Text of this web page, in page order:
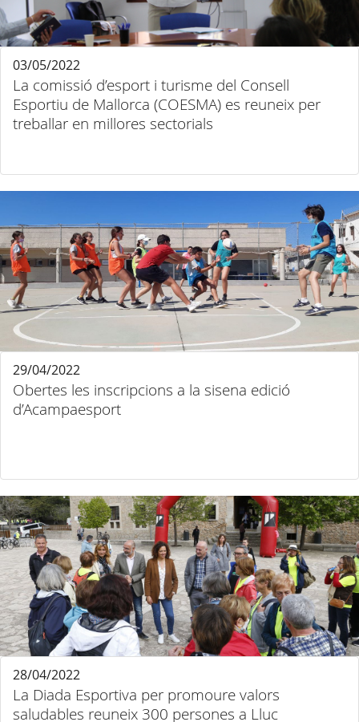
La comissió d’esport i turisme del Consell
Esportiu de Mallorca (COESMA) es reuneix per
treballar en millores sectorials
03/05/2022
Obertes les inscripcions a la sisena edició
d’Acampaesport
29/04/2022
La Diada Esportiva per promoure valors
saludables reuneix 300 persones a Lluc
28/04/2022